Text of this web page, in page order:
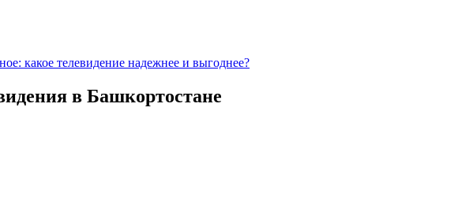
какое телевидение надежнее и выгоднее?
в Башкортостане